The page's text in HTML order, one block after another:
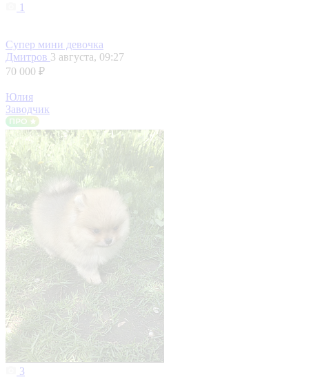
1
Супер мини девочка
Дмитров 3 августа, 09:27
70 000 ₽
Юлия
Заводчик
3